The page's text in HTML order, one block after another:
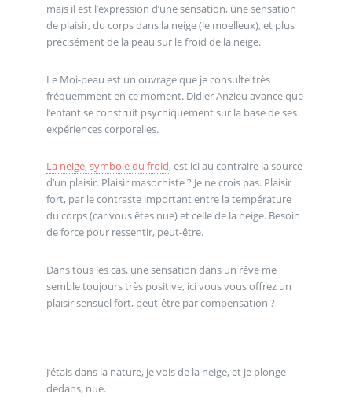
mais il est l’expression d’une sensation, une sensation
de plaisir, du corps dans la neige (le moelleux), et plus
précisément de la peau sur le froid de la neige.
Le Moi-peau est un ouvrage que je consulte très
fréquemment en ce moment. Didier Anzieu avance que
l’enfant se construit psychiquement sur la base de ses
expériences corporelles.
La neige, symbole du froid, est ici au contraire la source
d’un plaisir. Plaisir masochiste ? Je ne crois pas. Plaisir
fort, par le contraste important entre la température
du corps (car vous êtes nue) et celle de la neige. Besoin
de force pour ressentir, peut-être.
Dans tous les cas, une sensation dans un rêve me
semble toujours très positive, ici vous vous offrez un
plaisir sensuel fort, peut-être par compensation ?
J’étais dans la nature, je vois de la neige, et je plonge
dedans, nue.